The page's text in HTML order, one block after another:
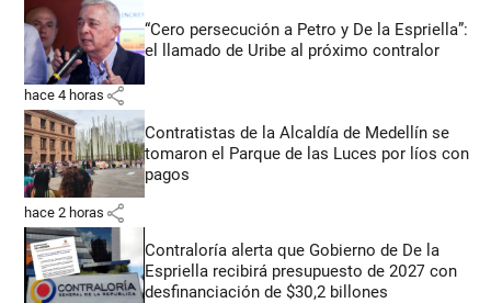
“Cero persecución a Petro y De la Espriella”:
el llamado de Uribe al próximo contralor
hace 4 horas share
Contratistas de la Alcaldía de Medellín se
tomaron el Parque de las Luces por líos con
pagos
hace 2 horas share
Contraloría alerta que Gobierno de De la
Espriella recibirá presupuesto de 2027 con
desfinanciación de $30,2 billones